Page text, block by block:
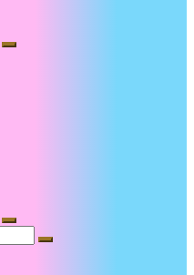
Suche
Suche
Suche